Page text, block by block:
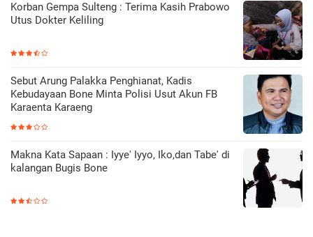
Korban Gempa Sulteng : Terima Kasih Prabowo
Utus Dokter Keliling
Sebut Arung Palakka Penghianat, Kadis
Kebudayaan Bone Minta Polisi Usut Akun FB
Karaenta Karaeng
Makna Kata Sapaan : Iyye' Iyyo, Iko,dan Tabe' di
kalangan Bugis Bone